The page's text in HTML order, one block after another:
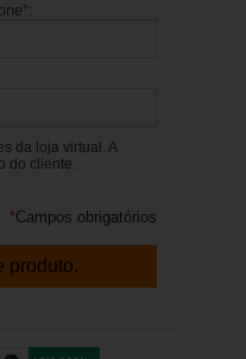
*:
da loja virtual. A
do cliente.
*Campos obrigatórios
produto.